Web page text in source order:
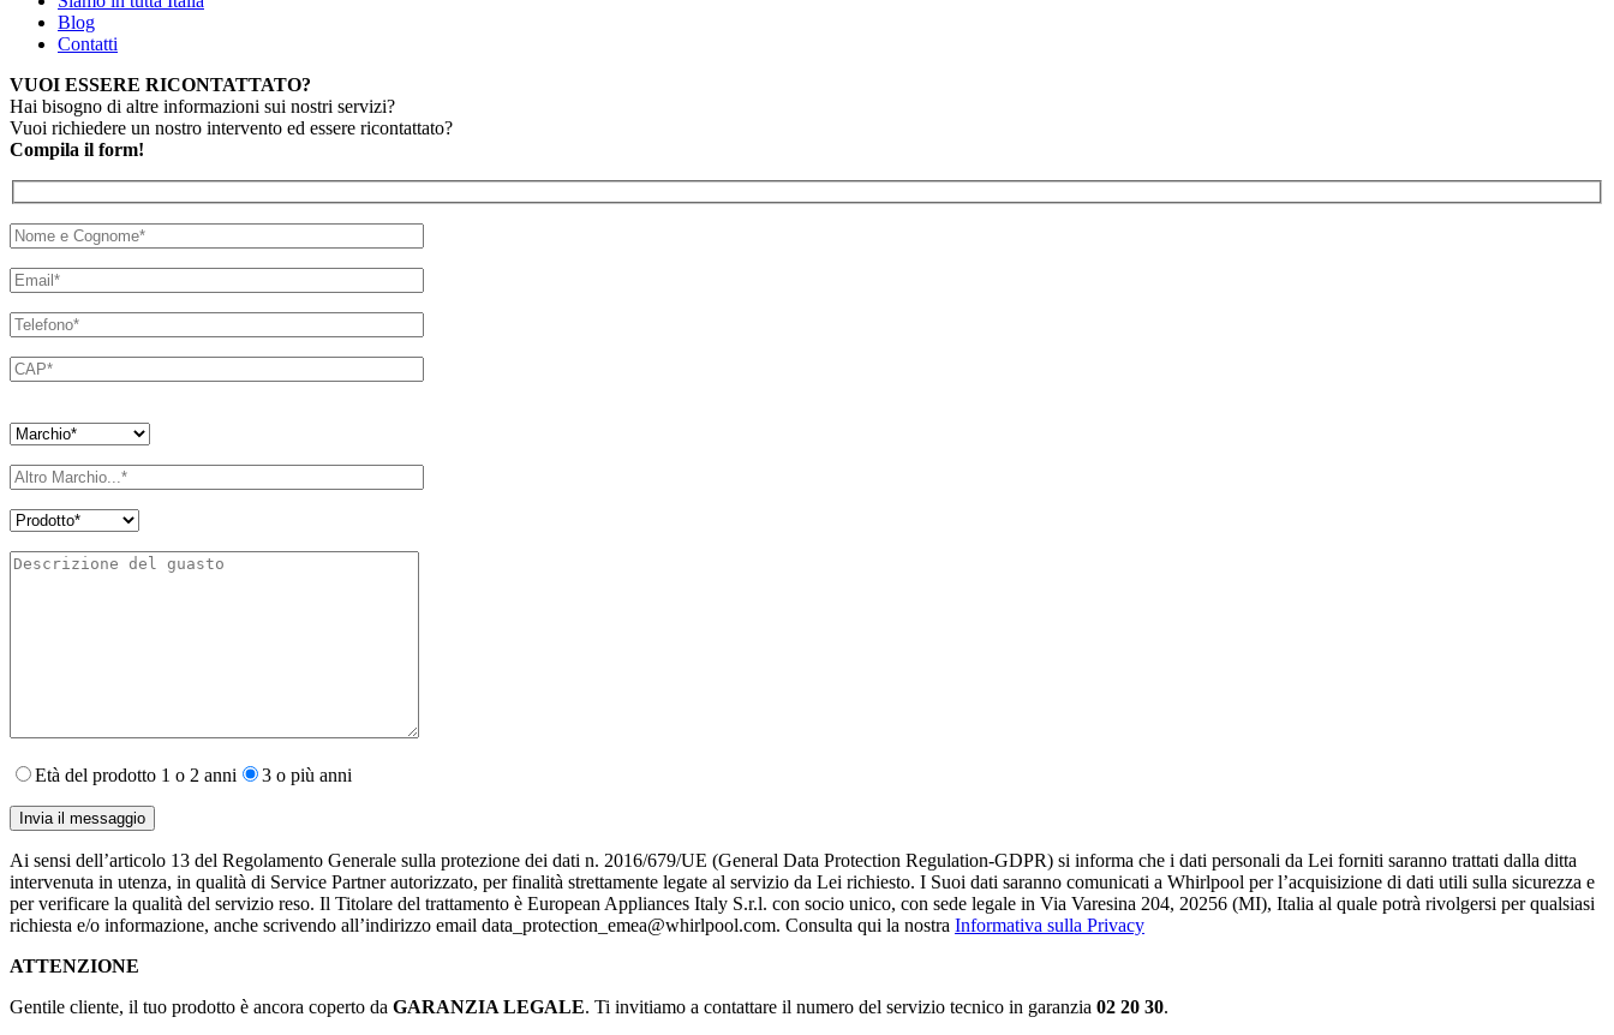
Blog
Contatti
VUOI ESSERE RICONTATTATO?
Hai bisogno di altre informazioni sui nostri servizi?
Vuoi richiedere un nostro intervento ed essere ricontattato?
Compila il form!
Età del prodotto 1 o 2 anni 3 o più anni
Ai sensi dell’articolo 13 del Regolamento Generale sulla protezione dei dati n. 2016/679/UE (General Data Protection Regulation-GDPR) si informa che i dati personali da Lei forniti saranno​ trattati dalla ditta
intervenuta in utenza,​ in qualità di Service Partner autorizzato, per finalità strettamente legate al servizio da Lei richiesto. I S​uoi dati saranno comunicati a Whirlpool per l’acquisizione di dati utili sulla sicurezza e
per verificare la qualità del servizio reso. Il Titolare del trattamento è European Appliances Italy S.r.l. con socio unico, con sede legale in Via Varesina 204, 20256 (MI), Italia al quale potrà rivolgersi per qualsiasi
richiesta e/o informazione, anche scrivendo all’indirizzo email data_protection_emea@whirlpool.com. Consulta qui la nostra Informativa sulla Privacy
ATTENZIONE
Gentile cliente, il tuo prodotto è ancora coperto da GARANZIA LEGALE. Ti invitiamo a contattare il numero del servizio tecnico in garanzia 02 20 30.